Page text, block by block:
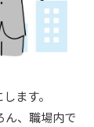
ます。
ん、職場内で